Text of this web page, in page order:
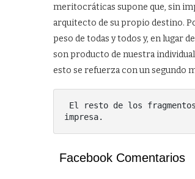
meritocráticas supone que, sin
arquitecto de su propio destino.
peso de todas y todos y, en lugar
son producto de nuestra
esto se refuerza con un segundo
impresa.
Facebook Comentarios